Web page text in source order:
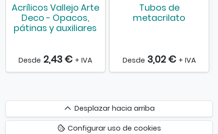
Acrílicos Vallejo Arte
Deco - Opacos,
pátinas y auxiliares
Desde 2,43 € + IVA
Tubos de
metacrilato
Desde 3,02 € + IVA
Desplazar
hacia
arriba
Desplazar hacia arriba
Configurar uso de cookies